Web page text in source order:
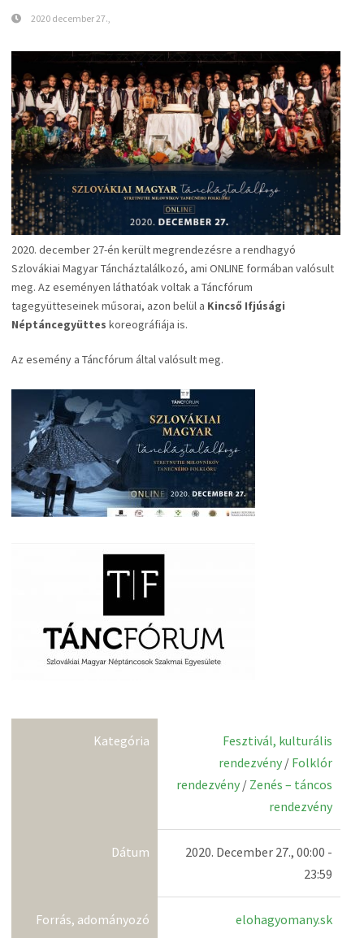
2020 december 27.,
2020. december 27-én került megrendezésre a rendhagyó
Szlovákiai Magyar Táncháztalálkozó, ami ONLINE formában valósult
meg. Az eseményen láthatóak voltak a Táncfórum
tagegyütteseinek műsorai, azon belül a Kincső Ifjúsági
Néptáncegyüttes koreográfiája is.
Az esemény a Táncfórum által valósult meg.
Kategória
Fesztivál, kulturális
rendezvény / Folklór
rendezvény / Zenés – táncos
rendezvény
Dátum
2020. December 27., 00:00 -
23:59
Forrás, adományozó elohagyomany.sk